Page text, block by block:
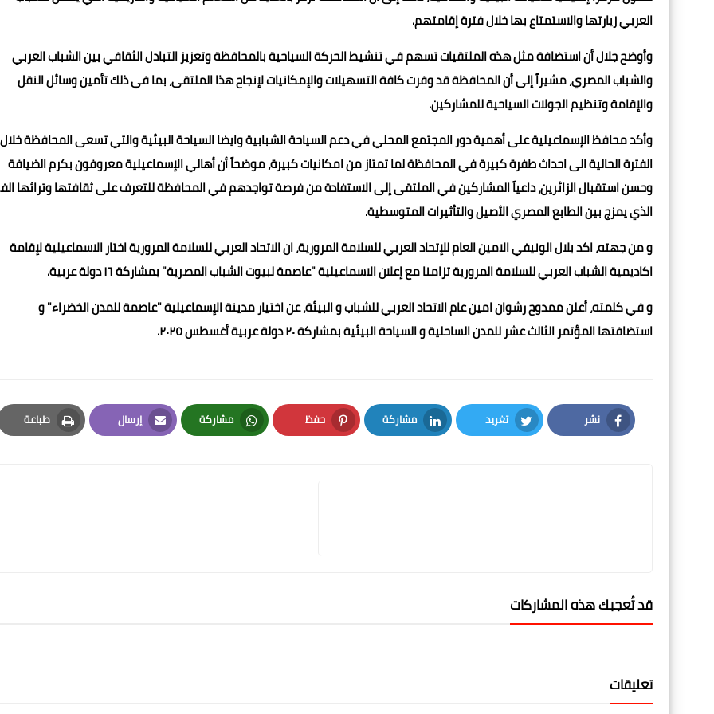
العربي زيارتها والاستمتاع بها خلال فترة إقامتهم.
وأوضح جلال أن استضافة مثل هذه الملتقيات تسهم في تنشيط الحركة السياحية بالمحافظة وتعزيز التبادل الثقافي بين الشباب العربي
والشباب المصري، مشيراً إلى أن المحافظة قد وفرت كافة التسهيلات والإمكانيات لإنجاح هذا الملتقى، بما في ذلك تأمين وسائل النقل
والإقامة وتنظيم الجولات السياحية للمشاركين.
وأكد محافظ الإسماعيلية على أهمية دور المجتمع المحلي في دعم السياحة الشبابية وايضا السياحة البيئية والتي تسعى المحافظة خلال
الفترة الحالية الى احداث طفرة كبيرة في المحافظة لما تمتاز من امكانيات كبيرة، موضحاً أن أهالي الإسماعيلية معروفون بكرم الضيافة
وحسن استقبال الزائرين، داعياً المشاركين في الملتقى إلى الاستفادة من فرصة تواجدهم في المحافظة للتعرف على ثقافتها وتراثها
الذي يمزج بين الطابع المصري الأصيل والتأثيرات المتوسطية.
و من جهته، اكد بلال الونيفي الامين العام للإتحاد العربي للسلامة المرورية، ان الاتحاد العربي للسلامة المرورية اختار الاسماعيلية لإقامة
اكاديمية الشباب العربي للسلامة المرورية تزامنا مع إعلان الاسماعيلية "عاصمة لبيوت الشباب المصرية" بمشاركة ١٦ دولة عربية.
و في كلمته، أعلن ممدوح رشوان امين عام الاتحاد العربي للشباب و البيئة، عن اختيار مدينة الإسماعيلية "عاصمة للمدن الخضراء" و
استضافتها المؤتمر الثالث عشر للمدن الساحلية و السياحة البيئية بمشاركة ٢٠ دولة عربية أغسطس ٢٠٢٥.
نشر
Facebook
تغريد
Twitter
مشاركة
LinkedIn
حفظ
Pinterest
مشاركة
Whatsapp
إرسال
Email
طباعة
Print
قد تُعجبك هذه المشاركات
تعليقات